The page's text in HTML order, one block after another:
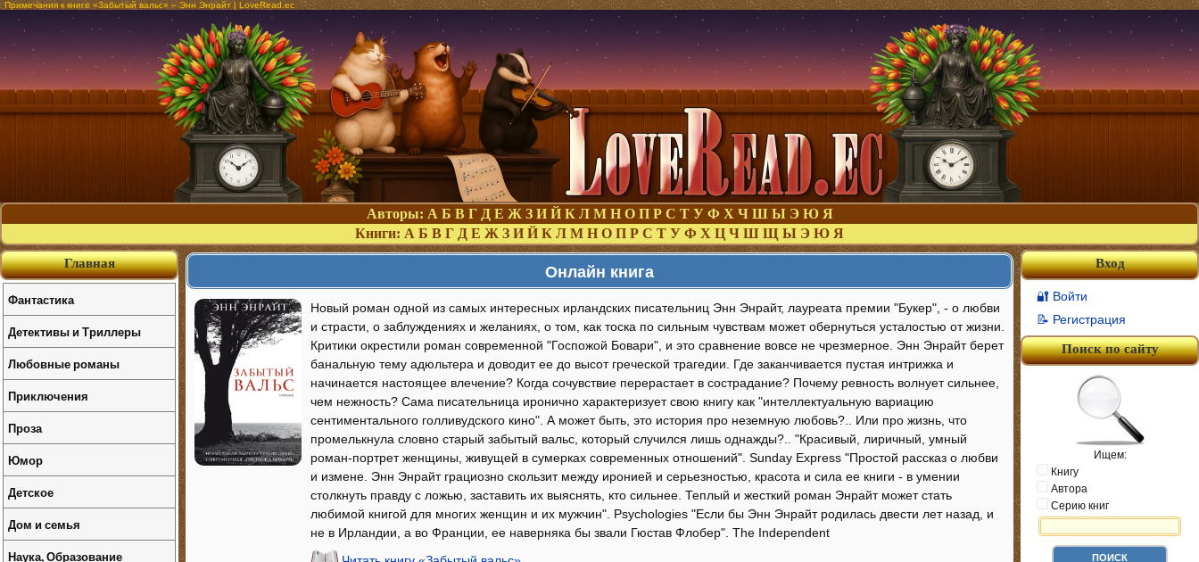
Примечания к книге «Забытый вальс» – Энн Энрайт | LoveRead.ec
Авторы: А Б В Г Д Е Ж З И Й К Л М Н О П Р С Т У Ф Х Ч Ш Ы Э Ю Я
Книги: А Б В Г Д Е Ж З И Й К Л М Н О П Р С Т У Ф Х Ц Ч Ш Щ Ы Э Ю Я
Онлайн книга
Новый роман одной из самых интересных ирландских писательниц Энн Энрайт, лауреата премии "Букер", - о любви
и страсти, о заблуждениях и желаниях, о том, как тоска по сильным чувствам может обернуться усталостью от жизни.
Критики окрестили роман современной "Госпожой Бовари", и это сравнение вовсе не чрезмерное. Энн Энрайт берет
банальную тему адюльтера и доводит ее до высот греческой трагедии. Где заканчивается пустая интрижка и
начинается настоящее влечение? Когда сочувствие перерастает в сострадание? Почему ревность волнует сильнее,
чем нежность? Сама писательница иронично характеризует свою книгу как "интеллектуальную вариацию
сентиментального голливудского кино". А может быть, это история про неземную любовь?.. Или про жизнь, что
промелькнула словно старый забытый вальс, который случился лишь однажды?.. "Красивый, лиричный, умный
роман-портрет женщины, живущей в сумерках современных отношений". Sunday Express "Простой рассказ о любви
и измене. Энн Энрайт грациозно скользит между иронией и серьезностью, красота и сила ее книги - в умении
столкнуть правду с ложью, заставить их выяснять, кто сильнее. Теплый и жесткий роман Энрайт может стать
любимой книгой для многих женщин и их мужчин". Psychologies "Если бы Энн Энрайт родилась двести лет назад, и
не в Ирландии, а во Франции, ее наверняка бы звали Гюстав Флобер". The Independent
Вход
🔐 Войти
📝 Регистрация
Поиск по сайту
Ищем:
Книгу
Автора
Серию книг
Главная
Фантастика
Детективы и Триллеры
Любовные романы
Приключения
Проза
Юмор
Детское
Дом и семья
Наука, Образование